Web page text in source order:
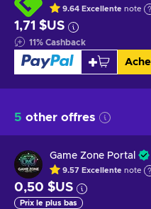
9.64 Excellente note
1,71 $US
11% Cashback
5 other offres
Game Zone Portal
9.57 Excellente note
0,50 $US
Prix le plus bas